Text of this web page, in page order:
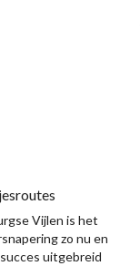
Vijlen is het
zo nu en
uitgebreid